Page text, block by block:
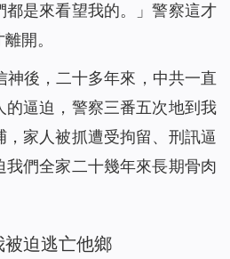
是來看望我的。」警察這才
開。
神後，二十多年來，中共一直
逼迫，警察三番五次地到我
家人被抓遭受拘留、刑訊逼
們全家二十幾年來長期骨肉
迫逃亡他鄉